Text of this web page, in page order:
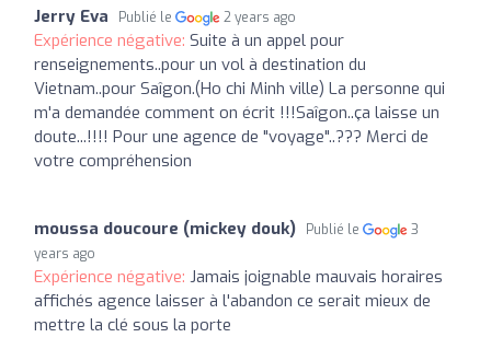
Jerry Eva Publié le 2 years ago
Expérience négative: Suite à un appel pour
renseignements..pour un vol à destination du
Vietnam..pour Saîgon.(Ho chi Minh ville) La personne qui
m'a demandée comment on écrit !!!Saîgon..ça laisse un
doute...!!!! Pour une agence de "voyage"..??? Merci de
votre compréhension
moussa doucoure (mickey douk) Publié le
3
years ago
Expérience négative: Jamais joignable mauvais horaires
affichés agence laisser à l'abandon ce serait mieux de
mettre la clé sous la porte